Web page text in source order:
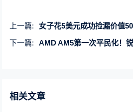
上一篇:
女子花5美元成功捡漏价值5000万
下一篇:
AMD AM5第一次平民化！
相关文章